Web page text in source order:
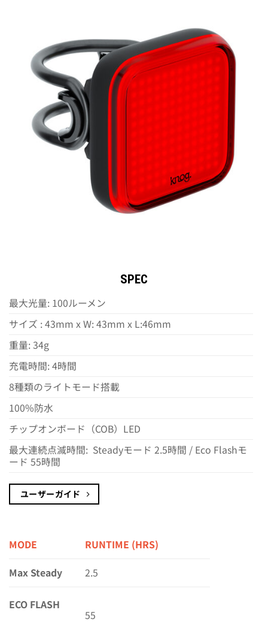
SPEC
最大光量: 100ルーメン
サイズ : 43mm x W: 43mm x L:46mm
重量: 34g
充電時間: 4時間
8種類のライトモード搭載
100%防水
チップオンボード（COB）LED
最大連続点滅時間: Steadyモード 2.5時間 / Eco Flashモ
ード 55時間
ユーザーガイド
MODE RUNTIME (HRS)
Max Steady 2.5
ECO FLASH
55